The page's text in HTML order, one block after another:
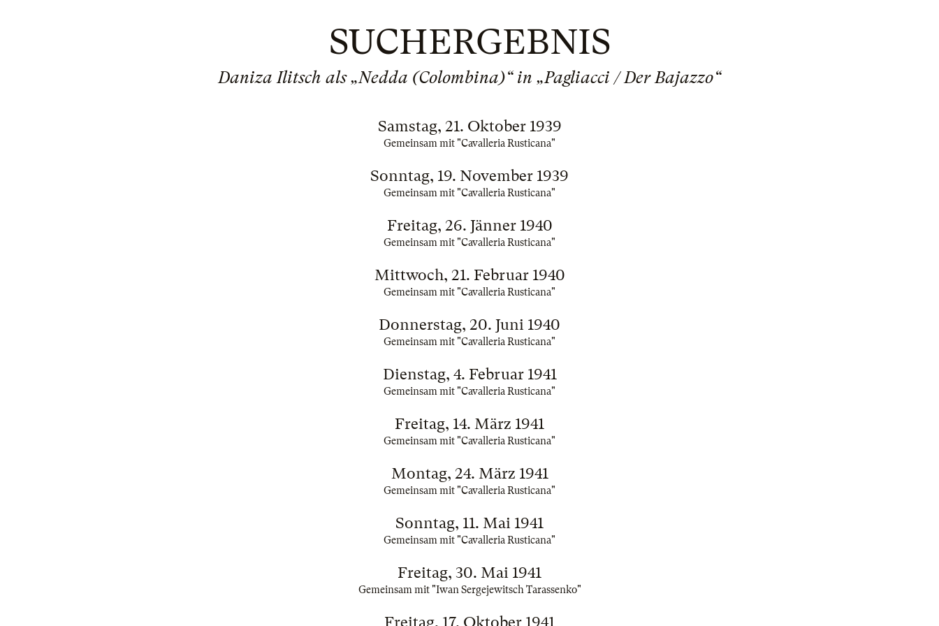
SUCHERGEBNIS
Daniza Ilitsch als „Nedda (Colombina)“ in „Pagliacci / Der Bajazzo“
Samstag, 21. Oktober 1939
Gemeinsam mit "Cavalleria Rusticana"
Sonntag, 19. November 1939
Gemeinsam mit "Cavalleria Rusticana"
Freitag, 26. Jänner 1940
Gemeinsam mit "Cavalleria Rusticana"
Mittwoch, 21. Februar 1940
Gemeinsam mit "Cavalleria Rusticana"
Donnerstag, 20. Juni 1940
Gemeinsam mit "Cavalleria Rusticana"
Dienstag, 4. Februar 1941
Gemeinsam mit "Cavalleria Rusticana"
Freitag, 14. März 1941
Gemeinsam mit "Cavalleria Rusticana"
Montag, 24. März 1941
Gemeinsam mit "Cavalleria Rusticana"
Sonntag, 11. Mai 1941
Gemeinsam mit "Cavalleria Rusticana"
Freitag, 30. Mai 1941
Gemeinsam mit "Iwan Sergejewitsch Tarassenko"
Freitag, 17. Oktober 1941